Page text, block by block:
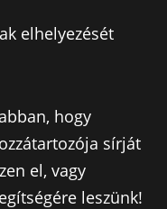
elhelyezését
hogy
sírját
el, vagy
leszünk!